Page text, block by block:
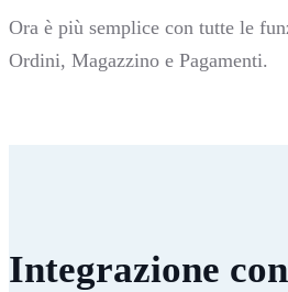
Ora è più semplice con tutte le
Ordini, Magazzino e Pagamenti.
Integrazione